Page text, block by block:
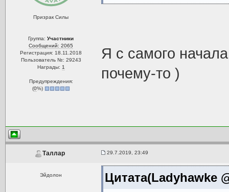
Призрак Силы
Группа:Участники
Сообщений: 2065
Регистрация: 18.11.2018
Пользователь №: 29243
Награды: 1
Предупреждения:
(0%)
Я с самого
почему-то )
Таллар 29.7.2019, 23:49
Эйдолон Цитата(Ladyhawke